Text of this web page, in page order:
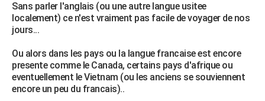
Sans parler l'anglais (ou une autre langue usitee
localement) ce n'est vraiment pas facile de voyager de nos
jours...
Ou alors dans les pays ou la langue francaise est encore
presente comme le Canada, certains pays d'afrique ou
eventuellement le Vietnam (ou les anciens se souviennent
encore un peu du francais)..